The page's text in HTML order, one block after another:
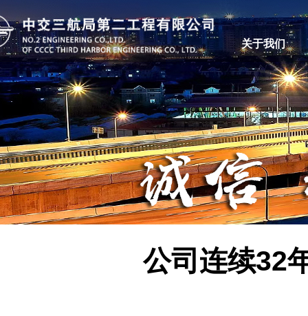
关于我们
公司连续32